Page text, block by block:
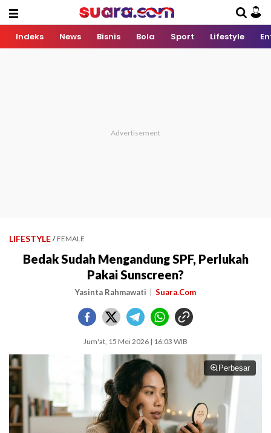
Indeks News Bisnis Bola Sport Lifestyle
LIFESTYLE / FEMALE
Bedak Sudah Mengandung SPF, Perlukah
Pakai Sunscreen?
Yasinta Rahmawati Suara.Com
Jum'at, 15 Mei 2026 | 16:03 WIB
Perbesar